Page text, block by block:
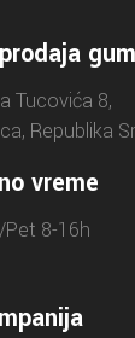
Tucovića 8,
Republika
vreme
8-16h